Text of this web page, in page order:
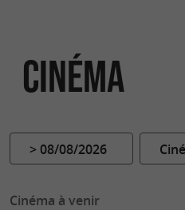
Cinéma
> 08/08/2026
Cinéma à venir